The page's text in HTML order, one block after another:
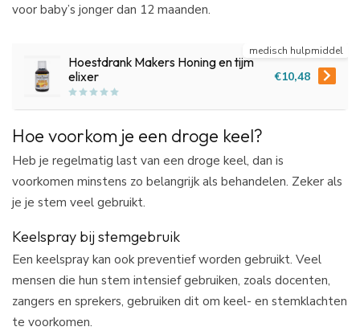
voor baby’s jonger dan 12 maanden.
Hoestdrank Makers Honing en tijm
elixer
medisch hulpmiddel
€10,48
Hoe voorkom je een droge keel?
Heb je regelmatig last van een droge keel, dan is
voorkomen minstens zo belangrijk als behandelen. Zeker als
je je stem veel gebruikt.
Keelspray bij stemgebruik
Een keelspray kan ook preventief worden gebruikt. Veel
mensen die hun stem intensief gebruiken, zoals docenten,
zangers en sprekers, gebruiken dit om keel- en stemklachten
te voorkomen.